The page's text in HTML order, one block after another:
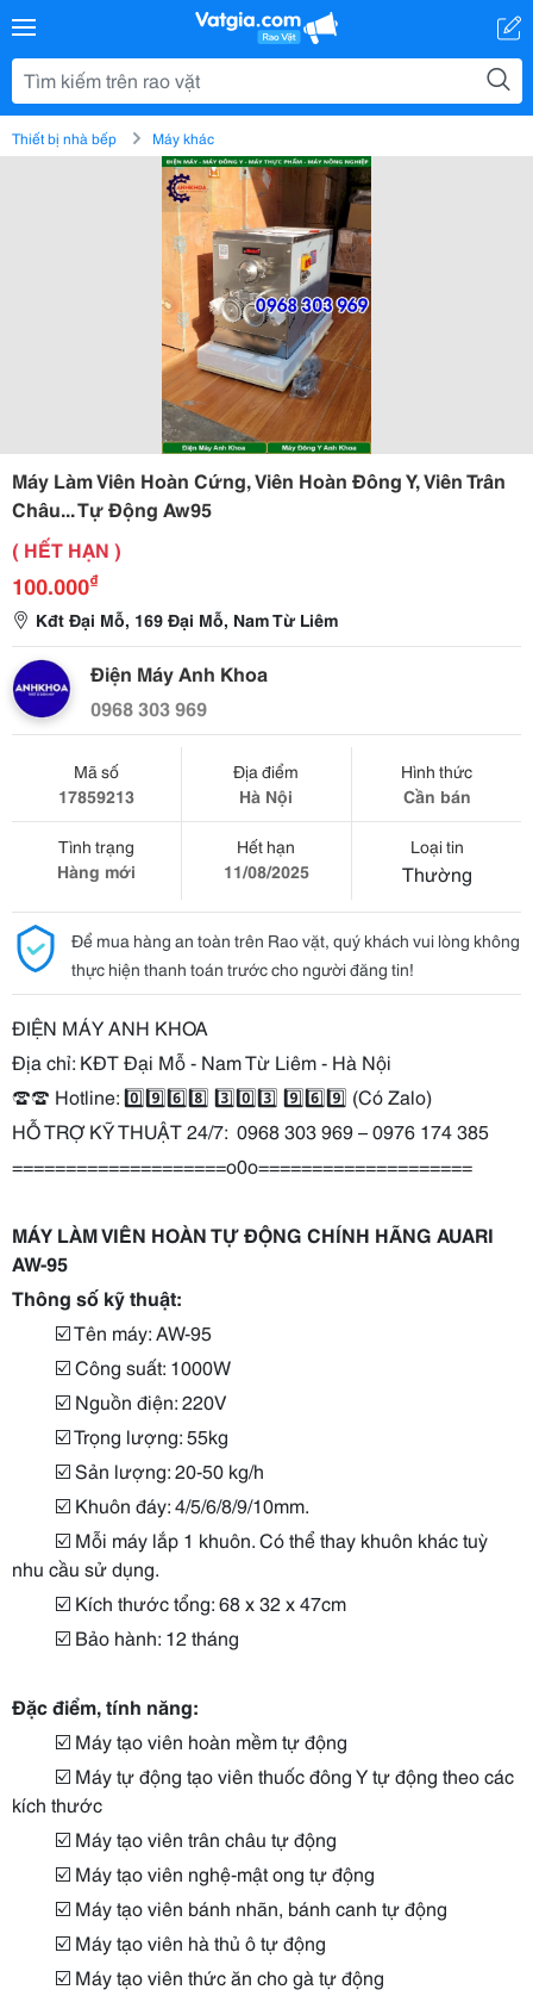
Thiết bị nhà bếp Máy khác
Máy Làm Viên Hoàn Cứng, Viên Hoàn Đông Y, Viên Trân
Châu... Tự Động Aw95
( HẾT HẠN )
100.000₫
Kđt Đại Mỗ, 169 Đại Mỗ, Nam Từ Liêm
Điện Máy Anh Khoa
0968 303 969
Mã số
17859213
Địa điểm
Hà Nội
Hình thức
Cần bán
Tình trạng
Hàng mới
Hết hạn
11/08/2025
Loại tin
Thường
Để mua hàng an toàn trên Rao vặt, quý khách vui lòng không
thực hiện thanh toán trước cho người đăng tin!
ĐIỆN MÁY ANH KHOA
Địa chỉ: KĐT Đại Mỗ - Nam Từ Liêm - Hà Nội
☎️☎️ Hotline: 0️9️6️8️ 3️0️3️ 9️6️9️ (Có Zalo)
HỖ TRỢ KỸ THUẬT 24/7: 0968 303 969 – 0976 174 385
====================o0o====================
MÁY LÀM VIÊN HOÀN TỰ ĐỘNG CHÍNH HÃNG AUARI
AW-95
Thông số kỹ thuật:
☑️ Tên máy: AW-95
☑️ Công suất: 1000W
☑️ Nguồn điện: 220V
☑️ Trọng lượng: 55kg
☑️ Sản lượng: 20-50 kg/h
☑️ Khuôn đáy: 4/5/6/8/9/10mm.
☑️ Mỗi máy lắp 1 khuôn. Có thể thay khuôn khác tuỳ
nhu cầu sử dụng.
☑️ Kích thước tổng: 68 x 32 x 47cm
☑️ Bảo hành: 12 tháng
Đặc điểm, tính năng:
☑️ Máy tạo viên hoàn mềm tự động
☑️ Máy tự động tạo viên thuốc đông Y tự động theo các
kích thước
☑️ Máy tạo viên trân châu tự động
☑️ Máy tạo viên nghệ-mật ong tự động
☑️ Máy tạo viên bánh nhãn, bánh canh tự động
☑️ Máy tạo viên hà thủ ô tự động
☑️ Máy tạo viên thức ăn cho gà tự động